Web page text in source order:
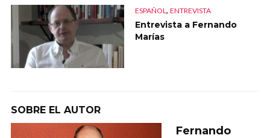
ESPAÑOL, ENTREVISTA
Entrevista a Fernando
Marías
SOBRE EL AUTOR
Fernando